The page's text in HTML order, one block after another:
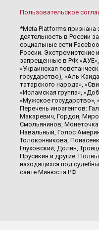
Пользовательское
*Meta Platforms признана
деятельность в России
социальные сети
России. Экстремистские
запрещенные в РФ:
«Украинская
государство), «Аль-
татарского народа»,
«Исламская группа»,
«Мужское государство»,
Перечень иноагентов:
Макаревич, Гордон,
Смольянинов,
Навальный, Голос
Толоконникова,
Глуховский, Долин,
Прусикин и другие.
находящихся под
сайте Минюста РФ.